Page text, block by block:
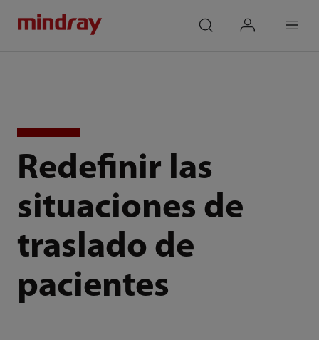
Redefinir las
situaciones de
traslado de
pacientes